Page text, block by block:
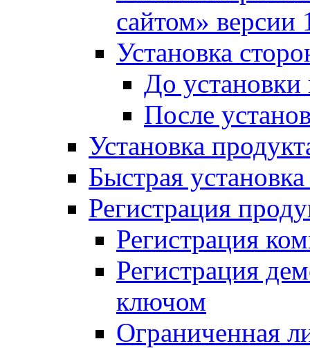
сайтом»
Установка
До установки
После
Установка
Быстрая
Регистрация
Регистрация
Регистрация
ключом
Ограниченная